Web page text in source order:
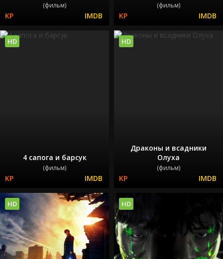
(фильм) (фильм)
4 сапога и барсук
(фильм)
HD
Драконы и всадники
Олуха
(фильм)
HD
HD HD